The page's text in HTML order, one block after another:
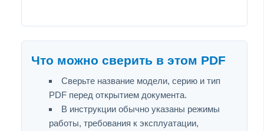
Что можно сверить в этом PDF
Сверьте название модели, серию и тип
PDF перед открытием документа.
В инструкции обычно указаны режимы
работы, требования к эксплуатации,